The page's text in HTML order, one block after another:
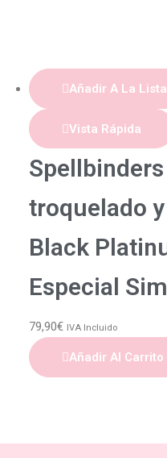
Añadir A La
Vista Rápida
troquelado
Black
Especial
79,90€ IVA Incluido
Añadir Al Carrito